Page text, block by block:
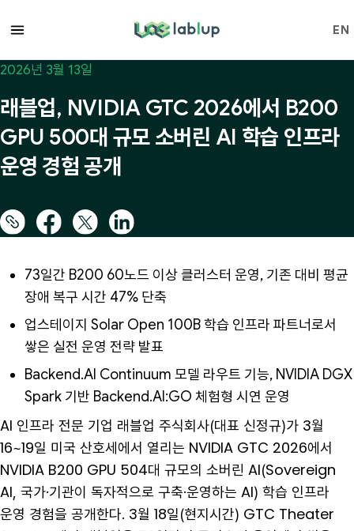
lablup.com EN
2026년 3월 13일
래블업, NVIDIA GTC 2026에서 B200
GPU 500대 규모 소버린 AI 학습 인프라
운영 경험 공개
73일간 B200 60노드 이상 클러스터 운영, 기존 대비 평균
장애 복구 시간 47% 단축
업스테이지 Solar Open 100B 학습 인프라 파트너로서
쌓은 실전 운영 전략 발표
Backend.AI Continuum 모델 라우트 기능, NVIDIA DGX
Spark 기반 Backend.AI:GO 체험형 시연 운영
AI 인프라 전문 기업 래블업 주식회사(대표 신정규)가 3월
16~19일 미국 산호세에서 열리는 NVIDIA GTC 2026에서
NVIDIA B200 GPU 504대 규모의 소버린 AI(Sovereign
AI, 국가·기관이 독자적으로 구축·운영하는 AI) 학습 인프라
운영 경험을 공개한다. 3월 18일(현지시간) GTC Theater